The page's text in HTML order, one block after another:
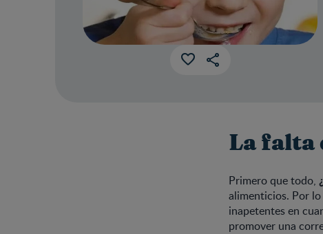
La falta
Primero que todo,
alimenticios. Por lo
inapetentes en
promover una